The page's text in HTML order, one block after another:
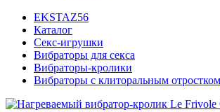
EKSTAZ56
Каталог
Секс-игрушки
Вибраторы для секса
Вибраторы-кролики
Вибраторы с клиторальным отростком